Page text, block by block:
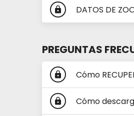
lock DATOS DE
PREGUNTAS
lock Cómo
lock Cómo